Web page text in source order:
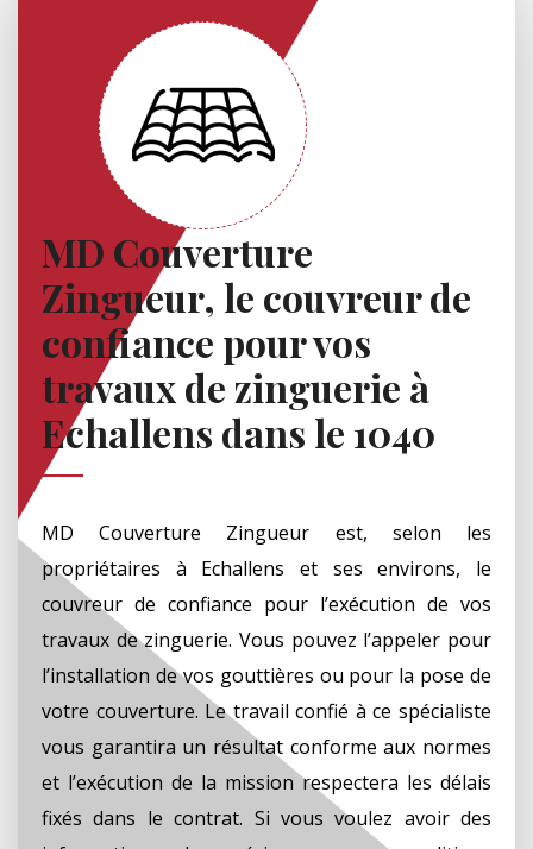
MD Couverture
Zingueur, le couvreur de
confiance pour vos
travaux de zinguerie à
Echallens dans le 1040
MD Couverture Zingueur est, selon les
propriétaires à Echallens et ses environs, le
couvreur de confiance pour l’exécution de vos
travaux de zinguerie. Vous pouvez l’appeler pour
l’installation de vos gouttières ou pour la pose de
votre couverture. Le travail confié à ce spécialiste
vous garantira un résultat conforme aux normes
et l’exécution de la mission respectera les délais
fixés dans le contrat. Si vous voulez avoir des